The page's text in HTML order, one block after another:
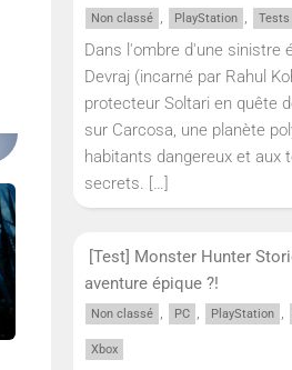
Non classé , PlayStation , Tests
Dans l'ombre d'une sinistre
Devraj (incarné par Rahul
protecteur Soltari en quête
sur Carcosa, une planète
habitants dangereux et aux
secrets. […]
[Test] Monster Hunter
aventure épique ?!
Non classé , PC , PlayStation ,
Xbox